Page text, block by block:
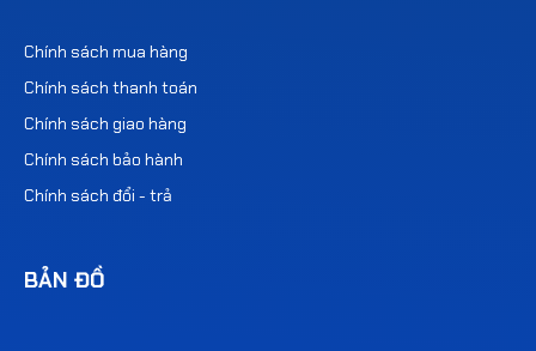
Chính sách mua hàng
Chính sách thanh toán
Chính sách giao hàng
Chính sách bảo hành
Chính sách đổi - trả
BẢN ĐỒ